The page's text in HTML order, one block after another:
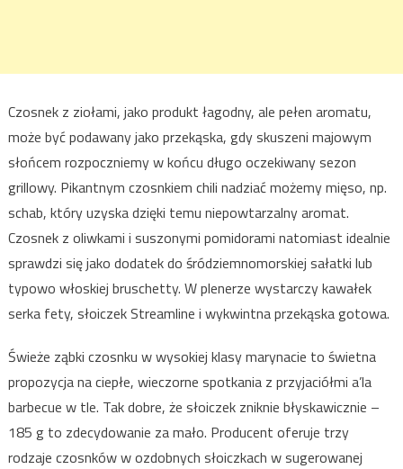
Czosnek z ziołami, jako produkt łagodny, ale pełen aromatu,
może być podawany jako przekąska, gdy skuszeni majowym
słońcem rozpoczniemy w końcu długo oczekiwany sezon
grillowy. Pikantnym czosnkiem chili nadziać możemy mięso, np.
schab, który uzyska dzięki temu niepowtarzalny aromat.
Czosnek z oliwkami i suszonymi pomidorami natomiast idealnie
sprawdzi się jako dodatek do śródziemnomorskiej sałatki lub
typowo włoskiej bruschetty. W plenerze wystarczy kawałek
serka fety, słoiczek Streamline i wykwintna przekąska gotowa.
Świeże ząbki czosnku w wysokiej klasy marynacie to świetna
propozycja na ciepłe, wieczorne spotkania z przyjaciółmi a’la
barbecue w tle. Tak dobre, że słoiczek zniknie błyskawicznie –
185 g to zdecydowanie za mało. Producent oferuje trzy
rodzaje czosnków w ozdobnych słoiczkach w sugerowanej